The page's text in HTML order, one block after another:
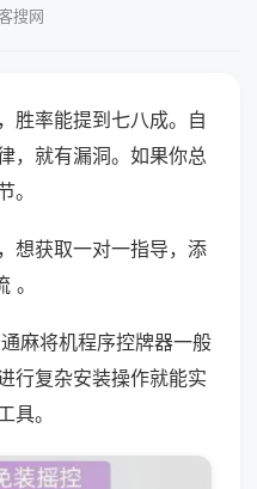
搜网
胜率能提到七八成。自
，就有漏洞。如果你总
。
想获取一对一指导，添
。
麻将机程序控牌器一般
行复杂安装操作就能实
具。